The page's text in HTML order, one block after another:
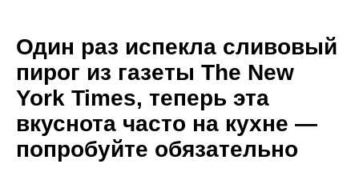
Один раз испекла сливовый
пирог из газеты The New
York Times, теперь эта
вкуснота часто на кухне —
попробуйте обязательно